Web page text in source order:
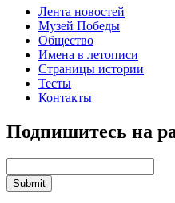
Лента новостей
Музей Победы
Общество
Имена в летописи
Страницы истории
Тесты
Контакты
Подпишитесь на